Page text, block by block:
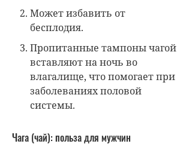
Может избавить от
бесплодия.
Пропитанные тампоны чагой
вставляют на ночь во
влагалище, что помогает при
заболеваниях половой
системы.
Чага (чай): польза для мужчин